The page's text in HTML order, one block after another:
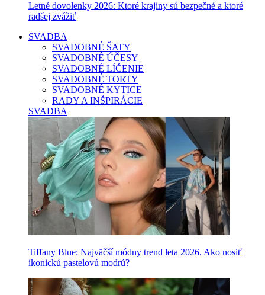
Letné dovolenky 2026: Ktoré krajiny sú bezpečné a ktoré
radšej zvážiť
SVADBA
SVADOBNÉ ŠATY
SVADOBNÉ ÚČESY
SVADOBNÉ LÍČENIE
SVADOBNÉ TORTY
SVADOBNÉ KYTICE
RADY A INŠPIRÁCIE
SVADBA
Tiffany Blue: Najväčší módny trend leta 2026. Ako nosiť
ikonickú pastelovú modrú?